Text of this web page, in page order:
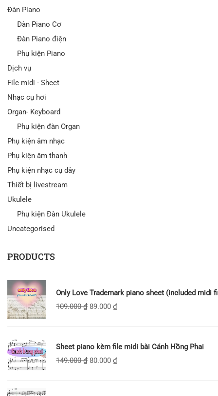
Đàn Piano
Đàn Piano Cơ
Đàn Piano điện
Phụ kiện Piano
Dịch vụ
File midi - Sheet
Nhạc cụ hơi
Organ- Keyboard
Phụ kiện đàn Organ
Phụ kiện âm nhạc
Phụ kiện âm thanh
Phụ kiện nhạc cụ dây
Thiết bị livestream
Ukulele
Phụ kiện Đàn Ukulele
Uncategorised
PRODUCTS
Only Love Trademark piano sheet (included midi
109.000₫ 89.000 ₫
Sheet piano kèm file midi bài Cánh Hồng Phai
149.000₫ 80.000 ₫